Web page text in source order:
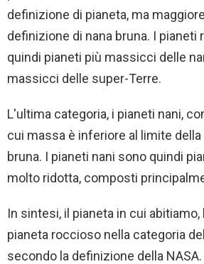
definizione di pianeta, ma
definizione di nana bruna. I pianeti
quindi pianeti più massicci delle
massicci delle super-Terre.
L'ultima categoria, i pianeti nani,
cui massa è inferiore al limite
bruna. I pianeti nani sono quindi
molto ridotta, composti
In sintesi, il pianeta in cui abitiamo,
pianeta roccioso nella categoria
secondo la definizione della